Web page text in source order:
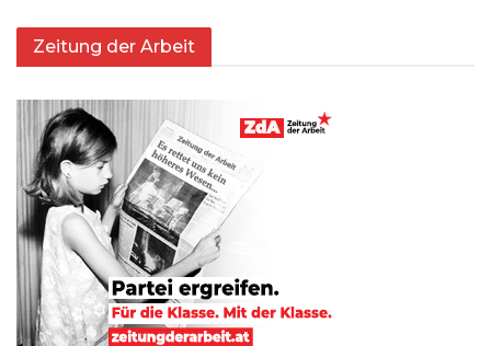
Zeitung der Arbeit